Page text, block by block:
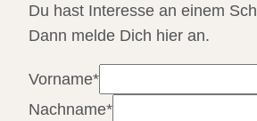
Du hast Interesse an einem
Dann melde Dich hier an.
Vorname*
Nachname*